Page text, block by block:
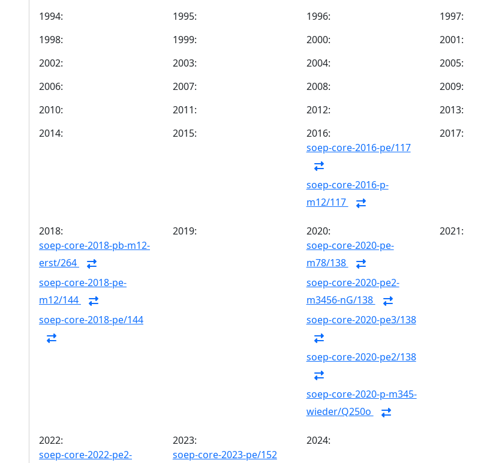
1994:
1995: 1996:
1997:
1998:
1999: 2000:
2001:
2002:
2003: 2004:
2005:
2006:
2007: 2008:
2009:
2010:
2011: 2012:
2013:
2014:
2015:
2016:
soep-core-2016-pe/117
soep-core-2016-p-
m12/117
2017:
2018:
soep-core-2018-pb-m12-
erst/264
soep-core-2018-pe-
m12/144
soep-core-2018-pe/144
2019:
2020:
soep-core-2020-pe-
m78/138
soep-core-2020-pe2-
m3456-nG/138
soep-core-2020-pe3/138
soep-core-2020-pe2/138
soep-core-2020-p-m345-
wieder/Q250o
2021:
2022:
soep-core-2022-pe2-
2023:
soep-core-2023-pe/152
2024: